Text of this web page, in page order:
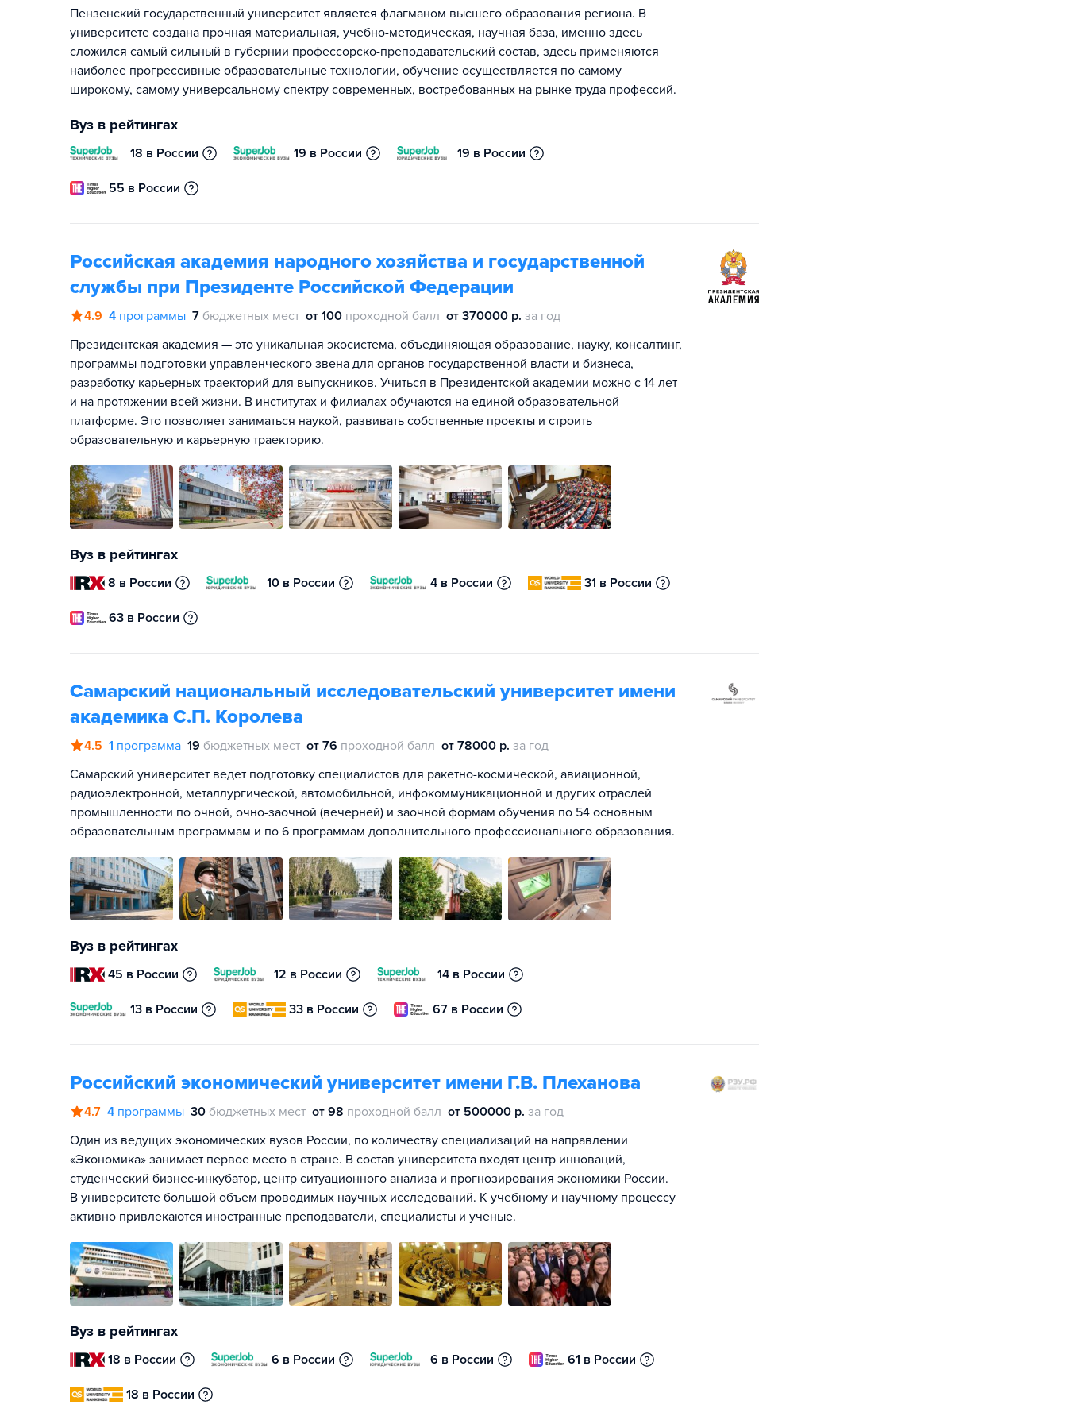
Пензенский государственный университет является флагманом высшего образования региона. В
университете создана прочная материальная, учебно-методическая, научная база, именно здесь
сложился самый сильный в губернии профессорско-преподавательский состав, здесь применяются
наиболее прогрессивные образовательные технологии, обучение осуществляется по самому
широкому, самому универсальному спектру современных, востребованных на рынке труда профессий.
Вуз в рейтингах
18 в России 19 в России 19 в России
55 в России
Российская академия народного хозяйства и государственной
службы при Президенте Российской Федерации
4.9 4 программы 7 бюджетных мест от 100 проходной балл от 370000 р. за год
Президентская академия — это уникальная экосистема, объединяющая образование, науку, консалтинг,
программы подготовки управленческого звена для органов государственной власти и бизнеса,
разработку карьерных траекторий для выпускников. Учиться в Президентской академии можно с 14 лет
и на протяжении всей жизни. В институтах и филиалах обучаются на единой образовательной
платформе. Это позволяет заниматься наукой, развивать собственные проекты и строить
образовательную и карьерную траекторию.
Вуз в рейтингах
8 в России 10 в России 4 в России 31 в России
63 в России
Самарский национальный исследовательский университет имени
академика С.П. Королева
4.5 1 программа 19 бюджетных мест от 76 проходной балл от 78000 р. за год
Самарский университет ведет подготовку специалистов для ракетно-космической, авиационной,
радиоэлектронной, металлургической, автомобильной, инфокоммуникационной и других отраслей
промышленности по очной, очно-заочной (вечерней) и заочной формам обучения по 54 основным
образовательным программам и по 6 программам дополнительного профессионального образования.
Вуз в рейтингах
45 в России 12 в России 14 в России
13 в России 33 в России 67 в России
Российский экономический университет имени Г.В. Плеханова
4.7 4 программы 30 бюджетных мест от 98 проходной балл от 500000 р. за год
Один из ведущих экономических вузов России, по количеству специализаций на направлении
«Экономика» занимает первое место в стране. В состав университета входят центр инноваций,
студенческий бизнес-инкубатор, центр ситуационного анализа и прогнозирования экономики России.
В университете большой объем проводимых научных исследований. К учебному и научному процессу
активно привлекаются иностранные преподаватели, специалисты и ученые.
Вуз в рейтингах
18 в России 6 в России 6 в России 61 в России
18 в России